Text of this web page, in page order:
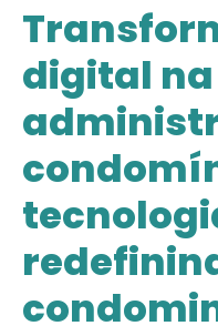
digital na